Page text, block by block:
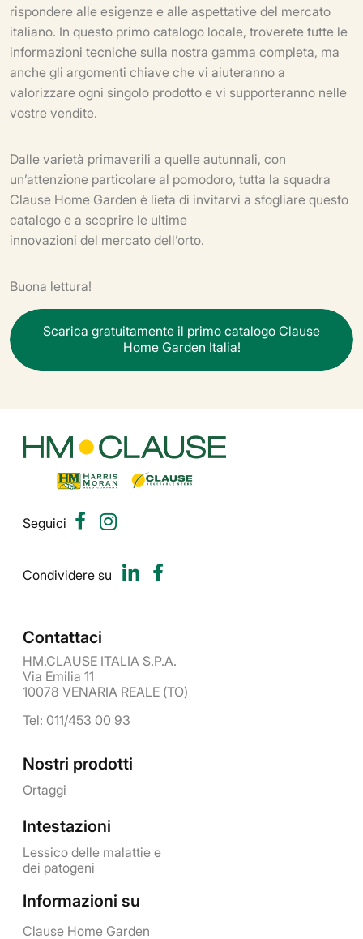
rispondere alle esigenze e alle aspettative del mercato
italiano. In questo primo catalogo locale, troverete tutte le
informazioni tecniche sulla nostra gamma completa, ma
anche gli argomenti chiave che vi aiuteranno a
valorizzare ogni singolo prodotto e vi supporteranno nelle
vostre vendite.
Dalle varietà primaverili a quelle autunnali, con
un’attenzione particolare al pomodoro, tutta la squadra
Clause Home Garden è lieta di invitarvi a sfogliare questo
catalogo e a scoprire le ultime
innovazioni del mercato dell’orto.
Buona lettura!
Scarica gratuitamente il primocatalogoClause
Home Garden Italia!
Seguici
Condividere su
Contattaci
HM.CLAUSE ITALIA S.P.A.
Via Emilia 11
10078 VENARIA REALE (TO)
Tel: 011/453 00 93
Nostri prodotti
Ortaggi
Intestazioni
Lessico delle malattie e
dei patogeni
Informazioni su
Clause Home Garden